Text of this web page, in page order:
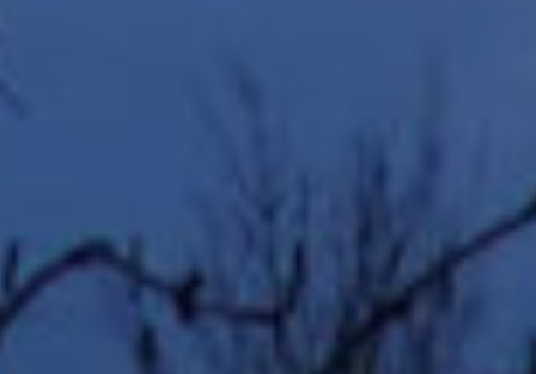
bei Sonnenschein und angenehmen 13 Grad um einen
erfolgreichen Saisonstart.
Bei den Einzelrennen waren je nach Altersklasse vier
oder fünf Laufrunden zu absolvieren, unterbrochen von
drei beziehungsweise vier Schießeinlagen.